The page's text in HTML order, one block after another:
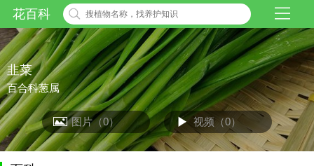
花百科
韭菜
百合科葱属
图片（0） 视频（0）